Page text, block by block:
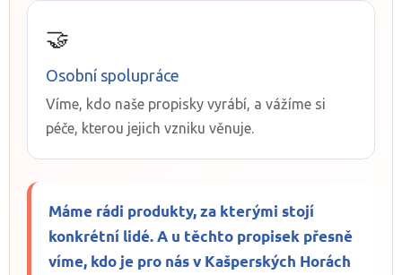
🤝
Osobní spolupráce
Víme, kdo naše propisky vyrábí, a vážíme si
péče, kterou jejich vzniku věnuje.
Máme rádi produkty, za kterými stojí
konkrétní lidé. A u těchto propisek přesně
víme, kdo je pro nás v Kašperských Horách